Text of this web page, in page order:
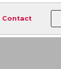
Contact